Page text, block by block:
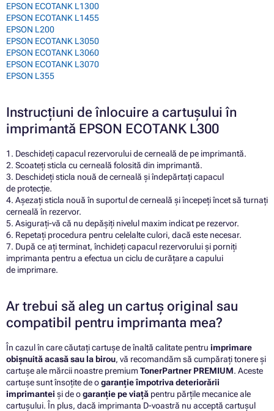
EPSON ECOTANK L1300
EPSON ECOTANK L1455
EPSON L200
EPSON ECOTANK L3050
EPSON ECOTANK L3060
EPSON ECOTANK L3070
EPSON L355
Instrucțiuni de înlocuire a cartușului în
imprimantă EPSON ECOTANK L300
1. Deschideți capacul rezervorului de cerneală de pe imprimantă.
2. Scoateți sticla cu cerneală folosită din imprimantă.
3. Deschideți sticla nouă de cerneală și îndepărtați capacul
de protecție.
4. Așezați sticla nouă în suportul de cerneală și începeți încet să turnați
cerneală în rezervor.
5. Asigurați-vă că nu depășiți nivelul maxim indicat pe rezervor.
6. Repetați procedura pentru celelalte culori, dacă este necesar.
7. După ce ați terminat, închideți capacul rezervorului și porniți
imprimanta pentru a efectua un ciclu de curățare a capului
de imprimare.
Ar trebui să aleg un cartuș original sau
compatibil pentru imprimanta mea?
În cazul în care căutați cartușe de înaltă calitate pentru imprimare
obișnuită acasă sau la birou, vă recomandăm să cumpărați tonere și
cartușe ale mărcii noastre premiumTonerPartner PREMIUM. Aceste
cartușe sunt însoțite de ogaranție împotriva deteriorării
imprimantei și de ogaranție pe viață pentru părțile mecanice ale
cartușului. În plus, dacă imprimanta D-voastră nu acceptă cartușul